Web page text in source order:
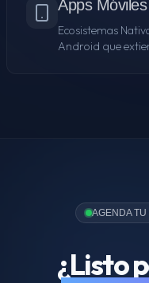
Apps Móviles
Ecosistemas
Android que
AGENDA TU
¿Listo